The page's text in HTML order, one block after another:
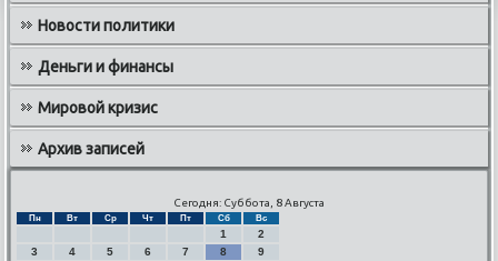
Новости политики
Деньги и финансы
Мировой кризис
Архив записей
Сегодня: Суббота, 8 Августа
Пн Вт Ср Чт Пт Сб Вс
1
2
3
4 5 6 7 8
9